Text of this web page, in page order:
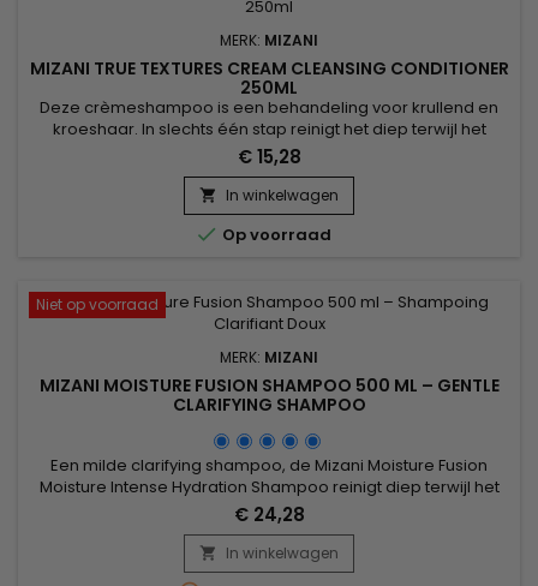
MERK: MIZANI
MIZANI TRUE TEXTURES CREAM CLEANSING CONDITIONER
250ML
Deze crèmeshampoo is een behandeling voor krullend en
kroeshaar. In slechts één stap reinigt het diep terwijl het
onmiddellijk ontwart, vocht vasthoudt en de natuurlijke vorm
van krullen benadrukt voor een zacht, aangenaam gevoel.
De unieke formule, verrijkt met Marula-, Olijf- en Kokosolie,
evenals antioxidanten, voedt intens zonder het gebruik van...
€ 15,28
 In winkelwagen
 Op voorraad
Niet op voorraad
MERK: MIZANI
MIZANI MOISTURE FUSION SHAMPOO 500 ML – GENTLE
CLARIFYING SHAMPOO
Een milde clarifying shampoo, de Mizani Moisture Fusion
Moisture Intense Hydration Shampoo reinigt diep terwijl het
intense hydratatie biedt.De formule, verrijkt met kokoswater
en olijfolie, verwijdert productresten, overtollige talg en
onzuiverheden zonder de haarvezel aan te tasten. Ideaal
voor droog, krullend, kroezend of getextureerd haar. Het
€ 24,28
 In winkelwagen